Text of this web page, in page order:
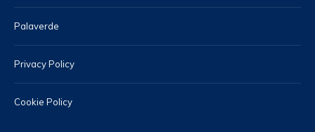
Palaverde
Privacy Policy
Cookie Policy